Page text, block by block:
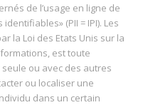
de l’usage en ligne de
(PII = IPI). Les
la Loi des Etats Unis sur la
est toute
ou avec des autres
ou localiser une
dans un certain